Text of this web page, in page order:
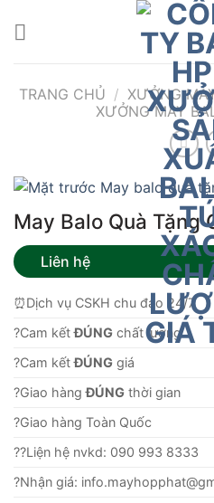
TRANG CHỦ / XƯỞNG
XƯỞNG MAY
May Balo Quà Tặng
Liên hệ
⏰Dịch vụ CSKH chu đáo 24/7
?Cam kếtĐÚNG chất lượng.
?Cam kếtĐÚNG giá
?Giao hàngĐÚNG thời gian
?Giao hàng Toàn Quốc
??Liện hệ nvkd: 090 993 8333
?Nhận giá: